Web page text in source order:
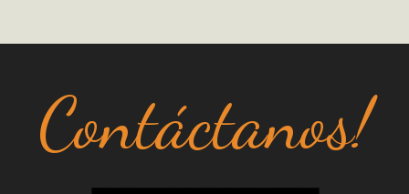
Contáctanos!